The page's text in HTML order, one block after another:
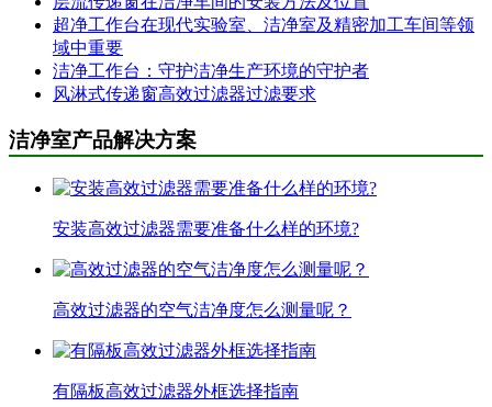
超净工作台在现代实验室、洁净室及精密加工车间等领
域中重要
洁净工作台：守护洁净生产环境的守护者
风淋式传递窗高效过滤器过滤要求
洁净室产品解决方案
安装高效过滤器需要准备什么样的环境?
高效过滤器的空气洁净度怎么测量呢？
有隔板高效过滤器外框选择指南